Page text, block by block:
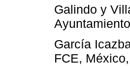
Galindo y
García
FCE,